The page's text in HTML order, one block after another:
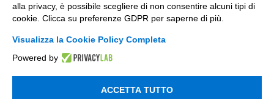
info@tinextainnovationhub.com
Sede Legale: Corso Mazzini, 11 42015 Correggio (RE)
alla privacy, è possibile scegliere di non consentire alcuni tipi di
cookie. Clicca su preferenze GDPR per saperne di più.
Visualizza la Cookie Policy Completa
Powered by
ACCETTA TUTTO